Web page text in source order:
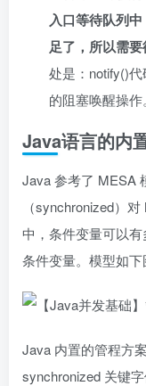
入口等待队列中
足了，所以需
处是：notify()
的阻塞唤醒操作。
Java语言的内
Java 参考了 MESA
（synchronized）
中，条件变量可以
条件变量。模型如下
Java 内置的管程方
synchronized 关键